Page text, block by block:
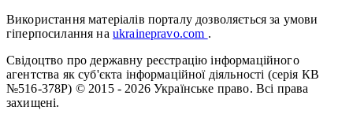
Використання матеріалів порталу дозволяється за умови
гіперпосилання на ukrainepravo.com .
Свідоцтво про державну реєстрацію інформаційного
агентства як суб'єкта інформаційної діяльності (серія КВ
№516-378Р) © 2015 - 2026 Українське право. Всі права
захищені.